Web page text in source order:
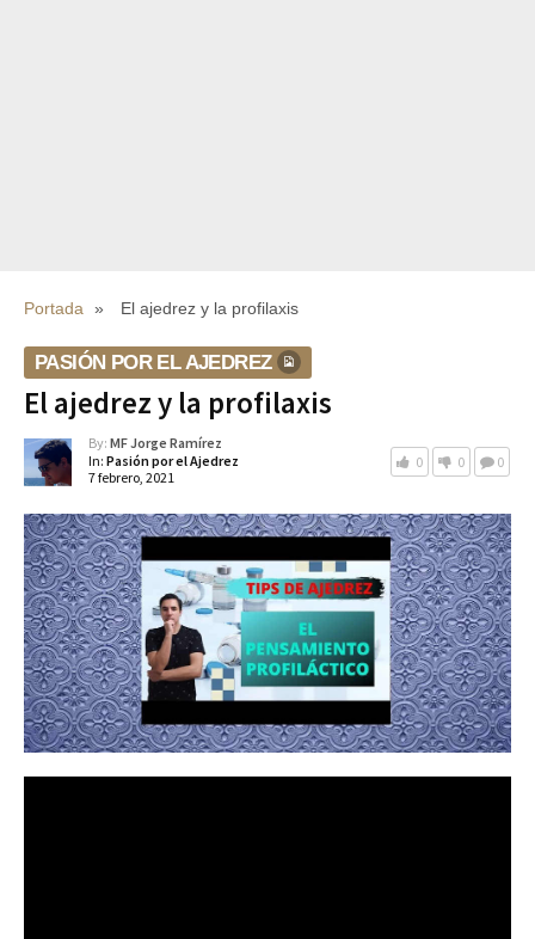
Portada » El ajedrez y la profilaxis
PASIÓN POR EL AJEDREZ
El ajedrez y la profilaxis
By: MF Jorge Ramírez
In: Pasión por el Ajedrez
7 febrero, 2021
0 0 0